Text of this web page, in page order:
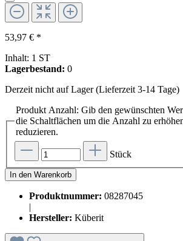
53,97 € *
Inhalt: 1 ST
Lagerbestand: 0
Derzeit nicht auf Lager (Lieferzeit 3-14 Tage)
Produkt Anzahl: Gib den gewünschten
die Schaltflächen um die Anzahl zu
reduzieren.
Stück
In den Warenkorb
Produktnummer: 08287045
|
Hersteller: Küberit